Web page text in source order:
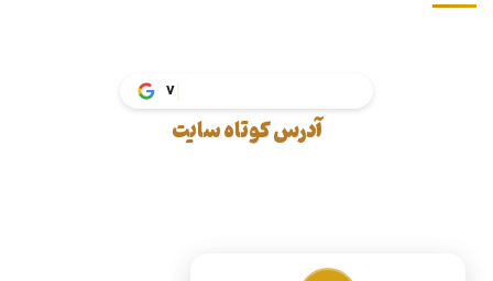
vakil.ta
آدرس کوتاه سایت